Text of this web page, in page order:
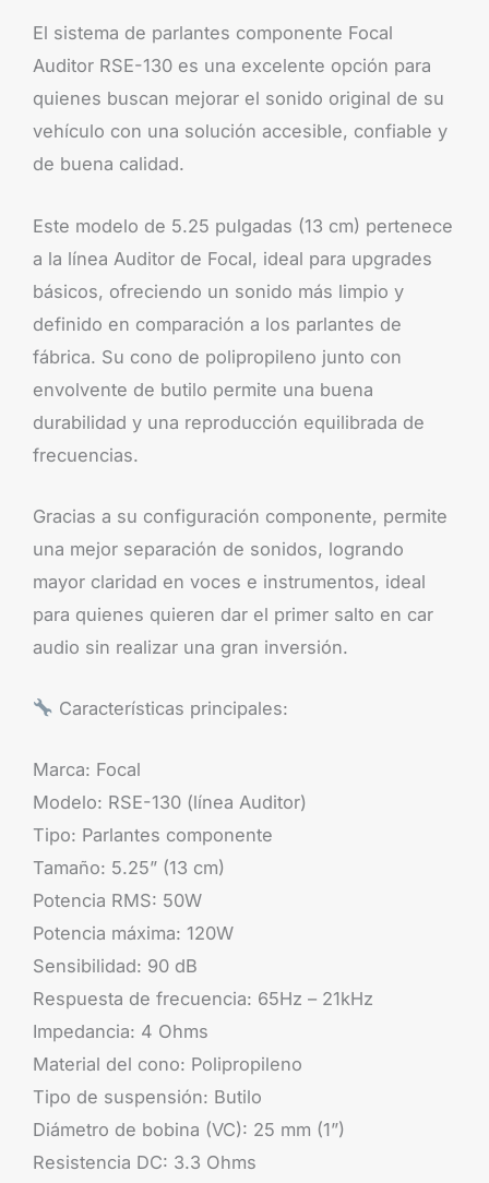
El sistema de parlantes componente Focal
Auditor RSE-130 es una excelente opción para
quienes buscan mejorar el sonido original de su
vehículo con una solución accesible, confiable y
de buena calidad.
Este modelo de 5.25 pulgadas (13 cm) pertenece
a la línea Auditor de Focal, ideal para upgrades
básicos, ofreciendo un sonido más limpio y
definido en comparación a los parlantes de
fábrica. Su cono de polipropileno junto con
envolvente de butilo permite una buena
durabilidad y una reproducción equilibrada de
frecuencias.
Gracias a su configuración componente, permite
una mejor separación de sonidos, logrando
mayor claridad en voces e instrumentos, ideal
para quienes quieren dar el primer salto en car
audio sin realizar una gran inversión.
Características principales:
Marca: Focal
Modelo: RSE-130 (línea Auditor)
Tipo: Parlantes componente
Tamaño: 5.25” (13 cm)
Potencia RMS: 50W
Potencia máxima: 120W
Sensibilidad: 90 dB
Respuesta de frecuencia: 65Hz – 21kHz
Impedancia: 4 Ohms
Material del cono: Polipropileno
Tipo de suspensión: Butilo
Diámetro de bobina (VC): 25 mm (1”)
Resistencia DC: 3.3 Ohms